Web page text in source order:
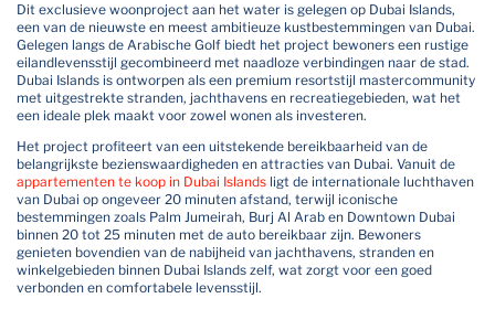
Dit exclusieve woonproject aan het water is gelegen op Dubai Islands,
een van de nieuwste en meest ambitieuze kustbestemmingen van Dubai.
Gelegen langs de Arabische Golf biedt het project bewoners een rustige
eilandlevensstijl gecombineerd met naadloze verbindingen naar de stad.
Dubai Islands is ontworpen als een premium resortstijl mastercommunity
met uitgestrekte stranden, jachthavens en recreatiegebieden, wat het
een ideale plek maakt voor zowel wonen als investeren.
Het project profiteert van een uitstekende bereikbaarheid van de
belangrijkste bezienswaardigheden en attracties van Dubai. Vanuit de
appartementen te koop in Dubai Islands ligt de internationale luchthaven
van Dubai op ongeveer 20 minuten afstand, terwijl iconische
bestemmingen zoals Palm Jumeirah, Burj Al Arab en Downtown Dubai
binnen 20 tot 25 minuten met de auto bereikbaar zijn. Bewoners
genieten bovendien van de nabijheid van jachthavens, stranden en
winkelgebieden binnen Dubai Islands zelf, wat zorgt voor een goed
verbonden en comfortabele levensstijl.